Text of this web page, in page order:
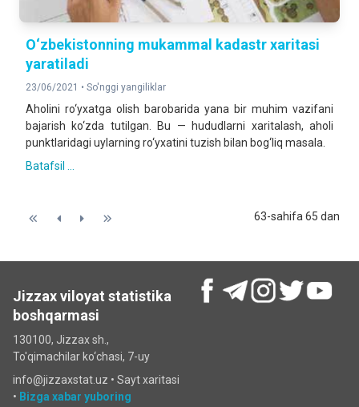
O‘zbekistonning mukammal kadastr xaritasi
yaratiladi
23/06/2021 • So'nggi yangiliklar
Aholini ro‘yxatga olish barobarida yana bir muhim vazifani
bajarish ko‘zda tutilgan. Bu — hududlarni xaritalash, aholi
punktlaridagi uylarning ro‘yxatini tuzish bilan bog‘liq masala.
Batafsil ...
63-sahifa 65 dan
Jizzax viloyat statistika
boshqarmasi
130100, Jizzax sh.,
To'qimachilar ko‘chаsi, 7-uy
info@jizzaxstat.uz • Sayt xaritasi
• Bizga xabar yuboring